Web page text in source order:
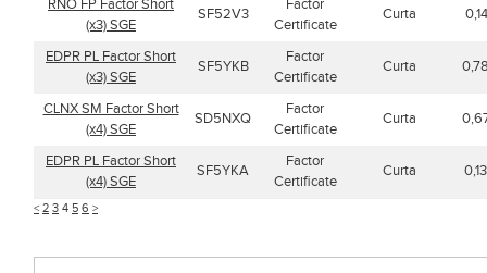
RNO FP Factor Short
(x3) SGE
SF52V3
Factor
Certificate
Curta
EDPR PL Factor Short
(x3) SGE
SF5YKB
Factor
Certificate
Curta
CLNX SM Factor Short
(x4) SGE
SD5NXQ
Factor
Certificate
Curta
EDPR PL Factor Short
(x4) SGE
SF5YKA
Factor
Certificate
Curta
< 2 3 4 5 6 >